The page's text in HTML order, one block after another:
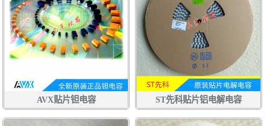
AVX贴片钽电容 ST先科贴片铝电解电容